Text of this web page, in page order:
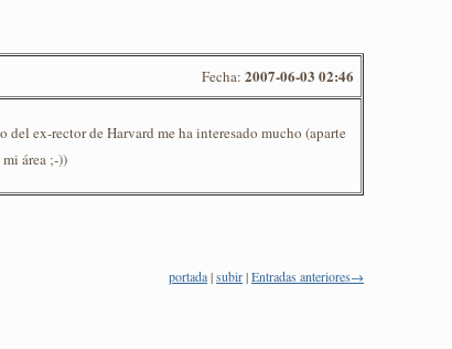
Fecha: 2007-06-03 02:46
del ex-rector de Harvard me ha interesado mucho (aparte
área ;-))
portada|subir|Entradas anteriores→